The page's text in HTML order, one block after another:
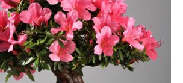
等，能减少养分消耗，促使开花。